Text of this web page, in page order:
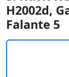
H2002d,
Falante 5